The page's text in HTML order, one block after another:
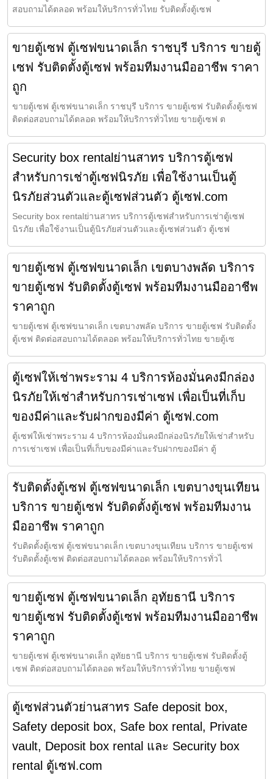
สอบถามได้ตลอด พร้อมให้บริการทั่วไทย รับติดตั้งตู้เซฟ
ขายตู้เซฟ ตู้เซฟขนาดเล็ก ราชบุรี บริการ ขายตู้
เซฟ รับติดตั้งตู้เซฟ พร้อมทีมงานมืออาชีพ ราคา
ถูก
ขายตู้เซฟ ตู้เซฟขนาดเล็ก ราชบุรี บริการ ขายตู้เซฟ รับติดตั้งตู้เซฟ
ติดต่อสอบถามได้ตลอด พร้อมให้บริการทั่วไทย ขายตู้เซฟ ต
Security box rentalย่านสาทร บริการตู้เซฟ
สำหรับการเช่าตู้เซฟนิรภัย เพื่อใช้งานเป็นตู้
นิรภัยส่วนตัวและตู้เซฟส่วนตัว ตู้เซฟ.com
Security box rentalย่านสาทร บริการตู้เซฟสำหรับการเช่าตู้เซฟ
นิรภัย เพื่อใช้งานเป็นตู้นิรภัยส่วนตัวและตู้เซฟส่วนตัว ตู้เซฟ
ขายตู้เซฟ ตู้เซฟขนาดเล็ก เขตบางพลัด บริการ
ขายตู้เซฟ รับติดตั้งตู้เซฟ พร้อมทีมงานมืออาชีพ
ราคาถูก
ขายตู้เซฟ ตู้เซฟขนาดเล็ก เขตบางพลัด บริการ ขายตู้เซฟ รับติดตั้ง
ตู้เซฟ ติดต่อสอบถามได้ตลอด พร้อมให้บริการทั่วไทย ขายตู้เซ
ตู้เซฟให้เช่าพระราม 4 บริการห้องมั่นคงมีกล่อง
นิรภัยให้เช่าสำหรับการเช่าเซฟ เพื่อเป็นที่เก็บ
ของมีค่าและรับฝากของมีค่า ตู้เซฟ.com
ตู้เซฟให้เช่าพระราม 4 บริการห้องมั่นคงมีกล่องนิรภัยให้เช่าสำหรับ
การเช่าเซฟ เพื่อเป็นที่เก็บของมีค่าและรับฝากของมีค่า ตู้
รับติดตั้งตู้เซฟ ตู้เซฟขนาดเล็ก เขตบางขุนเทียน
บริการ ขายตู้เซฟ รับติดตั้งตู้เซฟ พร้อมทีมงาน
มืออาชีพ ราคาถูก
รับติดตั้งตู้เซฟ ตู้เซฟขนาดเล็ก เขตบางขุนเทียน บริการ ขายตู้เซฟ
รับติดตั้งตู้เซฟ ติดต่อสอบถามได้ตลอด พร้อมให้บริการทั่วไ
ขายตู้เซฟ ตู้เซฟขนาดเล็ก อุทัยธานี บริการ
ขายตู้เซฟ รับติดตั้งตู้เซฟ พร้อมทีมงานมืออาชีพ
ราคาถูก
ขายตู้เซฟ ตู้เซฟขนาดเล็ก อุทัยธานี บริการ ขายตู้เซฟ รับติดตั้งตู้
เซฟ ติดต่อสอบถามได้ตลอด พร้อมให้บริการทั่วไทย ขายตู้เซฟ
ตู้เซฟส่วนตัวย่านสาทร Safe deposit box,
Safety deposit box, Safe box rental, Private
vault, Deposit box rental และ Security box
rental ตู้เซฟ.com